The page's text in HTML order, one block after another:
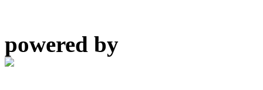
powered by